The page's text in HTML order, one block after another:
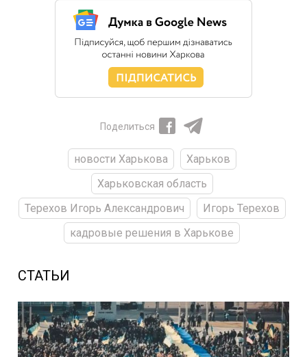
Поделиться
новости Харькова
Харьков
Харьковская область
Терехов Игорь Александрович
Игорь Терехов
кадровые решения в Харькове
СТАТЬИ